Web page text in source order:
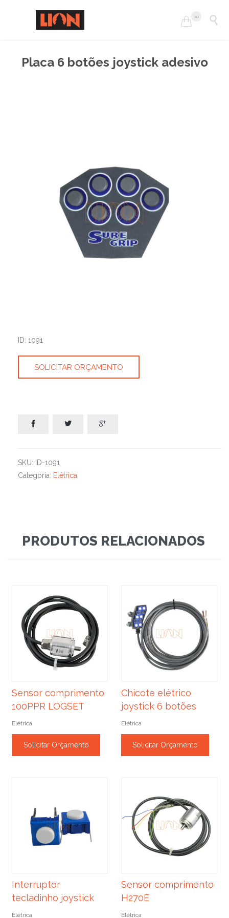

... 
Placa 6 botões joystick adesivo
ID: 1091
SOLICITAR ORÇAMENTO
  
SKU:
ID-1091
Categoria: Elétrica
PRODUTOS RELACIONADOS
Sensor comprimento
100PPR LOGSET
Elétrica
Solicitar Orçamento
Chicote elétrico
joystick 6 botões
Elétrica
Solicitar Orçamento
Interruptor
tecladinho joystick
Elétrica
Sensor comprimento
H270E
Elétrica